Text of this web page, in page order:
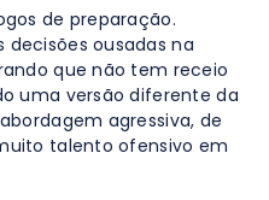
de preparação.
ousadas na
que não tem receio
uma versão diferente da
agressiva, de
talento ofensivo em